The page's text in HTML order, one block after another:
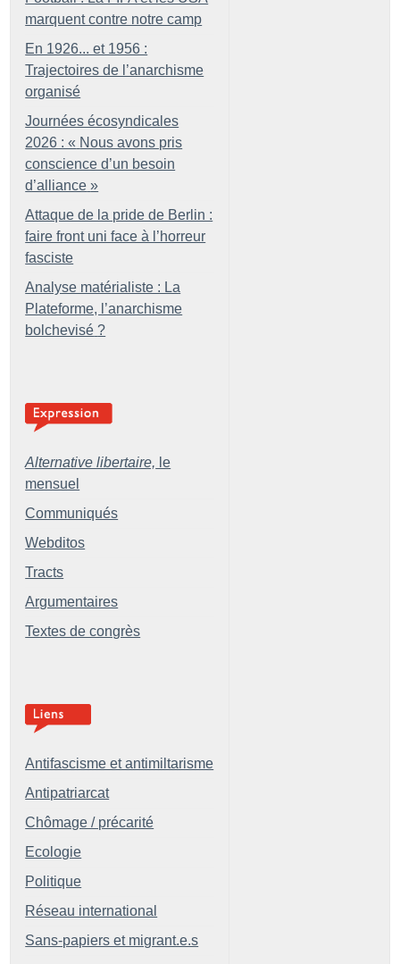
marquent contre notre camp
En 1926... et 1956 :
Trajectoires de l’anarchisme
organisé
Journées écosyndicales
2026 : « Nous avons pris
conscience d’un besoin
d’alliance »
Attaque de la pride de Berlin :
faire front uni face à l’horreur
fasciste
Analyse matérialiste : La
Plateforme, l’anarchisme
bolchevisé ?
Alternative libertaire, le
mensuel
Communiqués
Webditos
Tracts
Argumentaires
Textes de congrès
Antifascisme et antimiltarisme
Antipatriarcat
Chômage / précarité
Ecologie
Politique
Réseau international
Sans-papiers et migrant.e.s